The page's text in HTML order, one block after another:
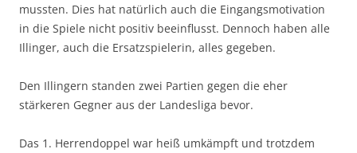
mussten. Dies hat natürlich auch die Eingangsmotivation
in die Spiele nicht positiv beeinflusst. Dennoch haben alle
Illinger, auch die Ersatzspielerin, alles gegeben.
Den Illingern standen zwei Partien gegen die eher
stärkeren Gegner aus der Landesliga bevor.
Das 1. Herrendoppel war heiß umkämpft und trotzdem